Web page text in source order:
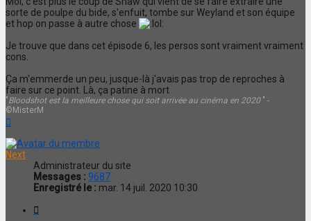
sorte de poulpe du bide, s'enfuit, tombe sur Weyland et son équipe
et hop on passe à autre chose
Je trouve que dans cet épisode 6, les persos sont vraiment vraiment
cons.
Ça m'emmerde un peu, jusque-là j'avais pas trop de reproches à
faire sur ce point. Là, ça patine à mort
"Bloodshot est la meilleure chose qui soit arrivée au cinéma en 2020 " -
©MisterM
Next
Administrateur du site
Messages : 9687
Enregistré le : mar. 14 juil. 2020 10:30